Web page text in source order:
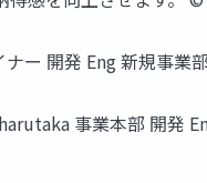
ー 開発 Eng 新規事業
事業本部 開発